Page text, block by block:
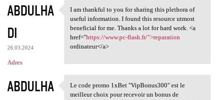
ABDULHA
DI
26.03.2024
Adres
I am thankful to you for
I am thankful to you for sharing this plethora of
useful information. I found this resource utmost
beneficial for me. Thanks a lot for hard work. <a
href="https://www.pc-flash.fr/">reparation
ordinateur</a>
ABDULHA
Le code promo 1xBet
Le code promo 1xBet "VipBonus300" est le
meilleur choix pour recevoir un bonus de